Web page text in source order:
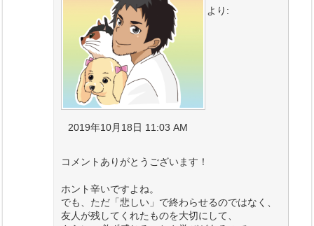
より:
2019年10月18日 11:03 AM
コメントありがとうございます！
ホント辛いですよね。
でも、ただ「悲しい」で終わらせるのではなく、
友人が残してくれたものを大切にして、